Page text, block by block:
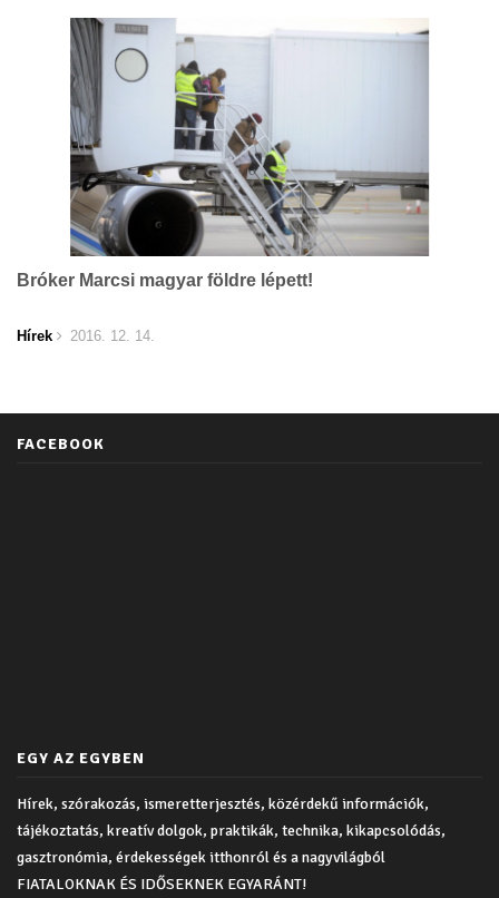
Bróker Marcsi magyar földre lépett!
Hírek 2016. 12. 14.
FACEBOOK
EGY AZ EGYBEN
Hírek, szórakozás, ismeretterjesztés, közérdekű információk,
tájékoztatás, kreatív dolgok, praktikák, technika, kikapcsolódás,
gasztronómia, érdekességek itthonról és a nagyvilágból
FIATALOKNAK ÉS IDŐSEKNEK EGYARÁNT!